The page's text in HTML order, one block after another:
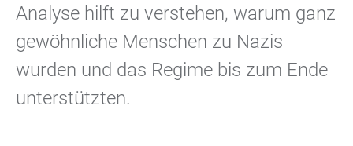
Analyse hilft zu verstehen, warum ganz
gewöhnliche Menschen zu Nazis
wurden und das Regime bis zum Ende
unterstützten.